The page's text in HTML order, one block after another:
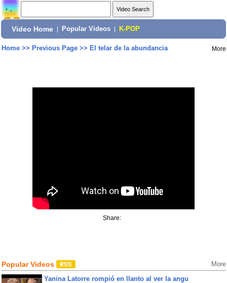
Video Home Popular Videos K-POP
Home>> Previous Page>> El telar de la abundancia More
Share:
Popular Videos More
Yanina Latorre rompió en llanto al ver la angu